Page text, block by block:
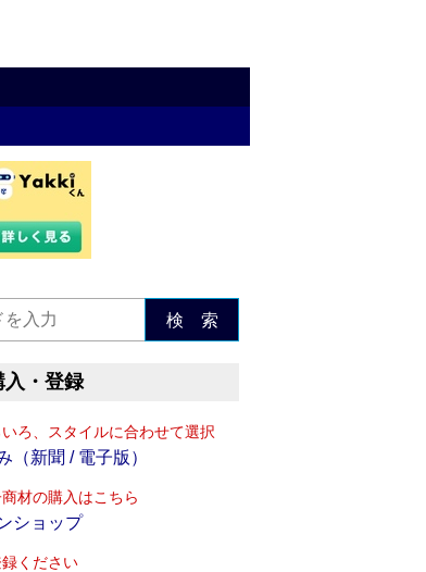
検 索
入・登録
ろ、スタイルに合わせて選択
（新聞 / 電子版）
材の購入はこちら
ショップ
ください